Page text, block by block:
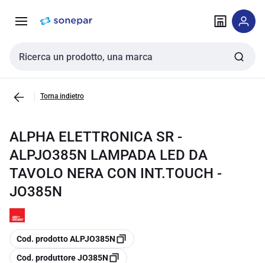
navigazione alla
Cerca input
Torna indietro
ALPHA ELETTRONICA SR -
ALPJO385N LAMPADA LED DA
TAVOLO NERA CON INT.TOUCH -
JO385N
copia
Cod. prodotto ALPJO385N
copia
Cod. produttore JO385N